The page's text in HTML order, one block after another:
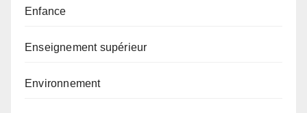
Enfance
Enseignement supérieur
Environnement